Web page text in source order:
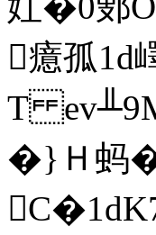
癔孤1d
T
�}Ｈ蚂